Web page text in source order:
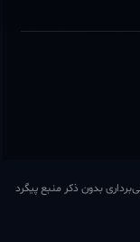
بدون ذکر منبع پیگرد